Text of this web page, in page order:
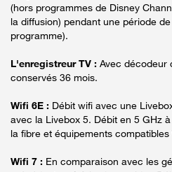
(hors programmes de Disney
la diffusion) pendant une période
programme).
L'enregistreur TV : Avec décodeur
conservés 36 mois.
Wifi 6E : Débit wifi avec une
avec la Livebox 5. Débit en 5 GHz
la fibre et équipements
Wifi 7 : En comparaison avec les